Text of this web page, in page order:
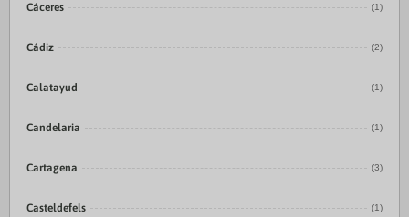
Cáceres (1)
Cádiz (2)
Calatayud (1)
Candelaria (1)
Cartagena (3)
Casteldefels (1)